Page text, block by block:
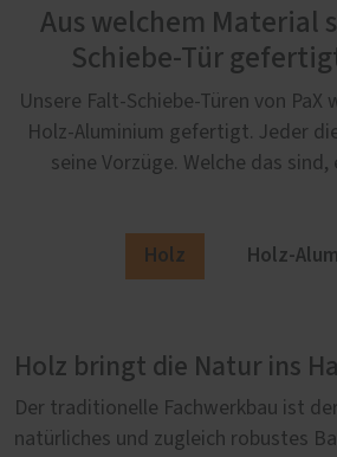
Aus welchem Material
Schiebe-Tür
Unsere Falt-Schiebe-Türen von PaX
Holz-Aluminium gefertigt. Jeder
seine Vorzüge. Welche das sind,
Holz Holz-
Holz bringt die Natur ins
Der traditionelle Fachwerkbau ist
natürliches und zugleich robustes
Holz-Aluminium: Außen
natürlich
Sie mögen es modern und